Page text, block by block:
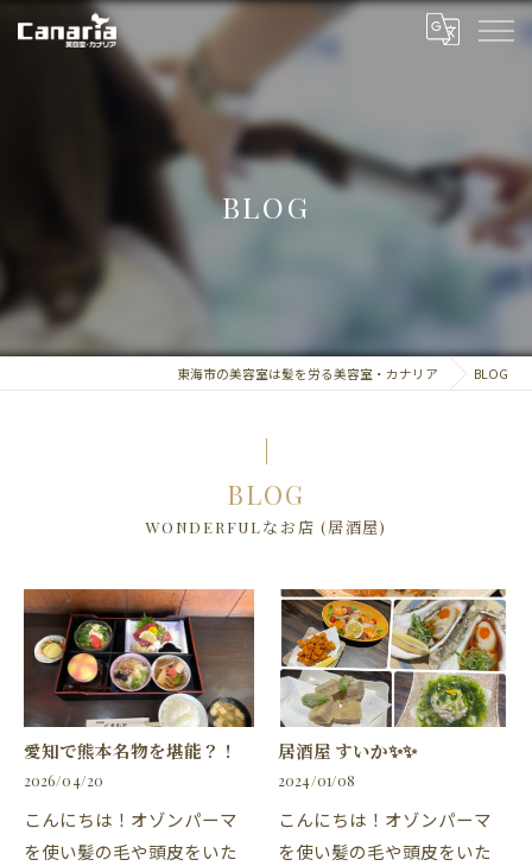
BLOG
東海市の美容室は髪を労る美容室・カナリア BLOG
BLOG
WONDERFULなお店 (居酒屋)
愛知で熊本名物を堪能？！
2026/04/20
こんにちは！オゾンパーマ
を使い髪の毛や頭皮をいた
居酒屋 すいか✨✨
2024/01/08
こんにちは！オゾンパーマ
を使い髪の毛や頭皮をいた